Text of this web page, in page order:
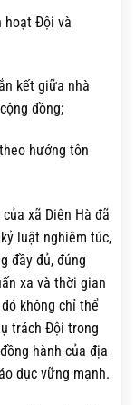
hoạt Đội và
kết giữa nhà
đồng;
hướng tôn
xã Diên Hà đã
luật nghiêm túc,
đầy đủ, đúng
xa và thời gian
không chỉ thể
trách Đội trong
hành của địa
dục vững mạnh.